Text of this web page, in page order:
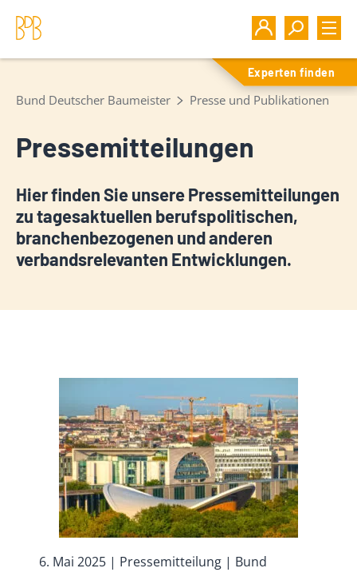
Experten finden
Bund Deutscher Baumeister Presse und Publikationen
Pressemitteilungen
Hier finden Sie unsere Pressemitteilungen
zu tagesaktuellen berufspolitischen,
branchenbezogenen und anderen
verbandsrelevanten Entwicklungen.
6. Mai 2025 | Pressemitteilung | Bund